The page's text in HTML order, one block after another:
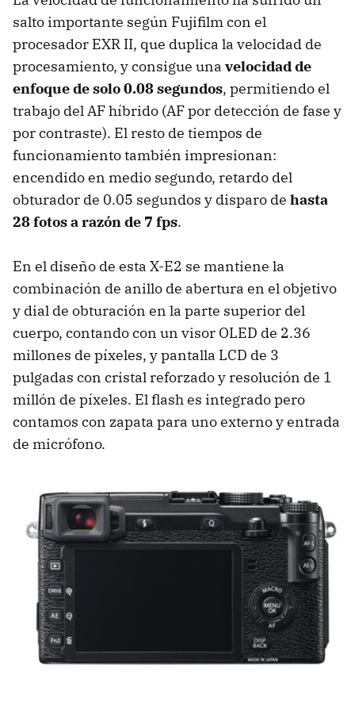
salto importante según Fujifilm con el
procesador EXR II, que duplica la velocidad de
procesamiento, y consigue una velocidad de
enfoque de solo 0.08 segundos, permitiendo el
trabajo del AF híbrido (AF por detección de fase y
por contraste). El resto de tiempos de
funcionamiento también impresionan:
encendido en medio segundo, retardo del
obturador de 0.05 segundos y disparo de hasta
28 fotos a razón de 7 fps.
En el diseño de esta X-E2 se mantiene la
combinación de anillo de abertura en el objetivo
y dial de obturación en la parte superior del
cuerpo, contando con un visor OLED de 2.36
millones de píxeles, y pantalla LCD de 3
pulgadas con cristal reforzado y resolución de 1
millón de píxeles. El flash es integrado pero
contamos con zapata para uno externo y entrada
de micrófono.